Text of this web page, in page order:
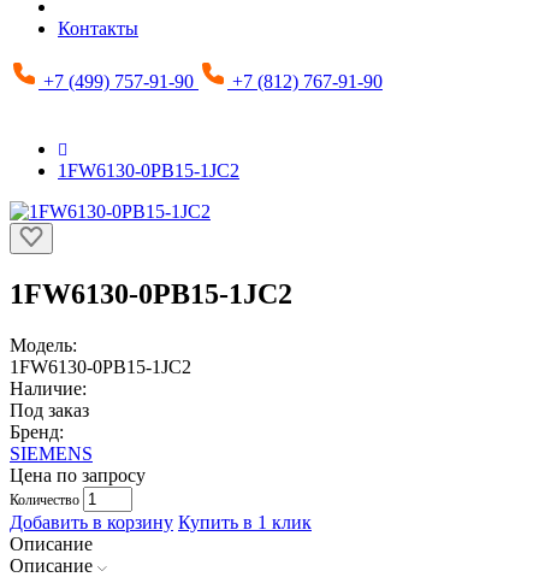
Контакты
+7 (499) 757-91-90 +7 (812) 767-91-90
1FW6130-0PB15-1JC2
1FW6130-0PB15-1JC2
Модель:
1FW6130-0PB15-1JC2
Наличие:
Под заказ
Бренд:
SIEMENS
Цена по запросу
Количество
Добавить в корзину Купить в 1 клик
Описание
Описание